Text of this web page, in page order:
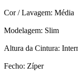
Cor / Lavagem: Média
Modelagem: Slim
Altura da Cintura:
Fecho: Zíper